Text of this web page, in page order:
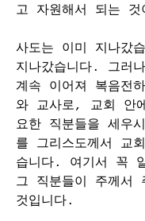
고 자원해서 되는 것
사도는 이미 지나갔
지나갔습니다. 그러
계속 이어져 복음전
와 교사로, 교회 안
요한 직분들을 세우
를 그리스도께서 교
습니다. 여기서 꼭
그 직분들이 주께서
것입니다.